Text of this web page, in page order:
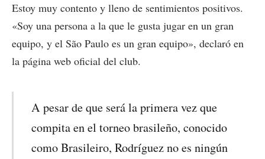
Estoy muy contento y lleno de sentimientos positivos.
«Soy una persona a la que le gusta jugar en un gran
equipo, y el São Paulo es un gran equipo», declaró en
la página web oficial del club.
A pesar de que será la primera vez que
compita en el torneo brasileño, conocido
como Brasileiro, Rodríguez no es ningún